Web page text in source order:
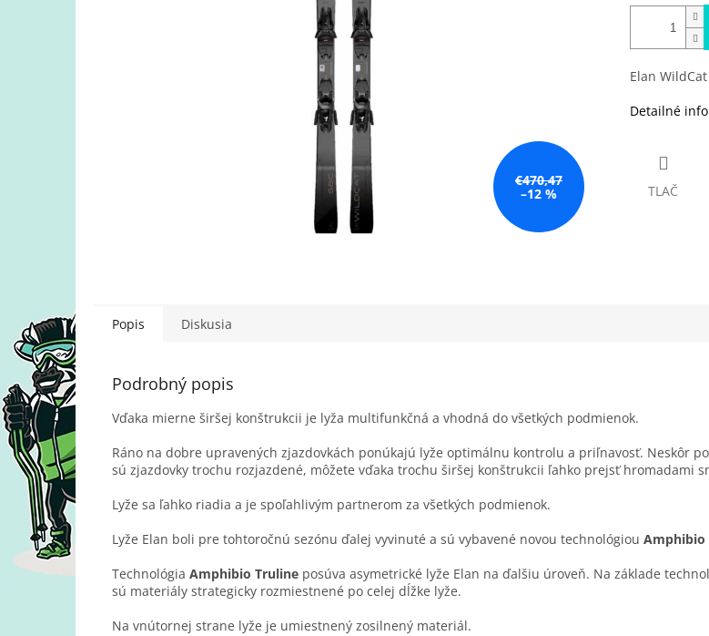
€470,47
–12 %
Elan
Detailné
TLAČ
Popis Diskusia
Podrobný popis
Vďaka mierne širšej konštrukcii je lyža multifunkčná a vhodná do všetkých podmienok.
Ráno na dobre upravených zjazdovkách ponúkajú lyže optimálnu kontrolu a priľnavosť. Neskôr
sú zjazdovky trochu rozjazdené, môžete vďaka trochu širšej konštrukcii ľahko prejsť hromadami
Lyže sa ľahko riadia a je spoľahlivým partnerom za všetkých podmienok.
Lyže Elan boli pre tohtoročnú sezónu ďalej vyvinuté a sú vybavené novou technológiou Amphibio
Technológia Amphibio Truline posúva asymetrické lyže Elan na ďalšiu úroveň. Na základe
sú materiály strategicky rozmiestnené po celej dĺžke lyže.
Na vnútornej strane lyže je umiestnený zosilnený materiál.